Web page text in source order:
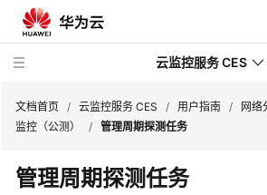
云监控服务 CES
新
文档首页 / 云监控服务 CES / 用户指南 / 网络
监控（公测）
/ 管理周期探测任务
管理周期探测任务